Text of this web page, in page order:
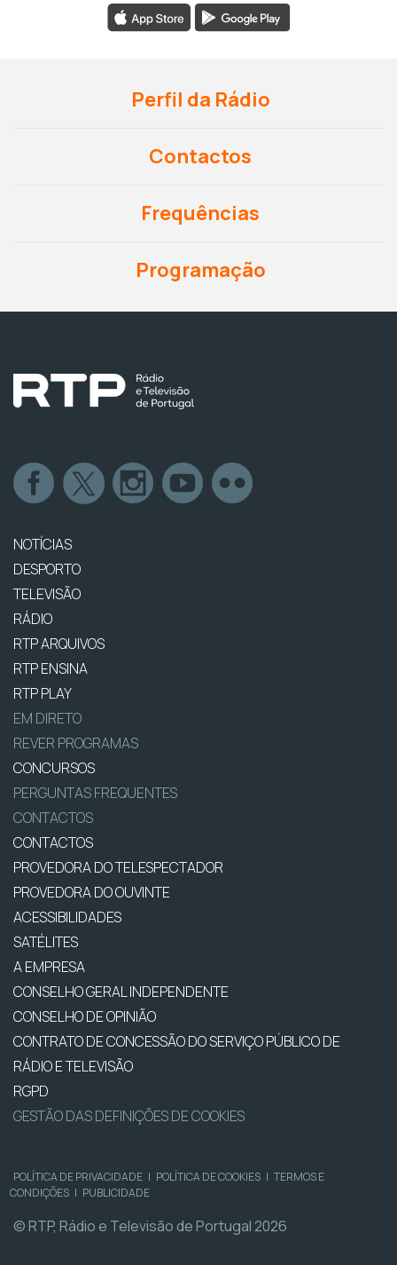
Perfil da Rádio
Contactos
Frequências
Programação
NOTÍCIAS
DESPORTO
TELEVISÃO
RÁDIO
RTP ARQUIVOS
RTP ENSINA
RTP PLAY
EM DIRETO
REVER PROGRAMAS
CONCURSOS
PERGUNTAS FREQUENTES
CONTACTOS
CONTACTOS
PROVEDORA DO TELESPECTADOR
PROVEDORA DO OUVINTE
ACESSIBILIDADES
SATÉLITES
A EMPRESA
CONSELHO GERAL INDEPENDENTE
CONSELHO DE OPINIÃO
CONTRATO DE CONCESSÃO DO SERVIÇO PÚBLICO DE
RÁDIO E TELEVISÃO
RGPD
GESTÃO DAS DEFINIÇÕES DE COOKIES
POLÍTICA DE PRIVACIDADE | POLÍTICA DE COOKIES | TERMOS E
CONDIÇÕES | PUBLICIDADE
© RTP, Rádio e Televisão de Portugal 2026